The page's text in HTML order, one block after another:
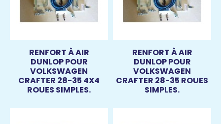
RENFORT À AIR
DUNLOP POUR
VOLKSWAGEN
CRAFTER 28-35 4X4
ROUES SIMPLES.
RENFORT À AIR
DUNLOP POUR
VOLKSWAGEN
CRAFTER 28-35 ROUES
SIMPLES.